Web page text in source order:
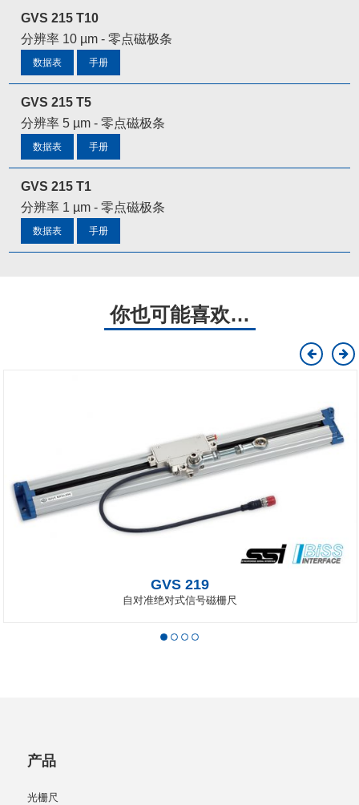
GVS 215 T10
分辨率 10 µm - 零点磁极条
数据表 手册
GVS 215 T5
分辨率 5 µm - 零点磁极条
数据表 手册
GVS 215 T1
分辨率 1 µm - 零点磁极条
数据表 手册
你也可能喜欢…
GVS 219
自对准绝对式信号磁栅尺
产品
光栅尺